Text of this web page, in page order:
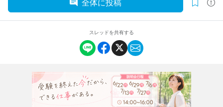
全体に投稿
スレッドを共有する